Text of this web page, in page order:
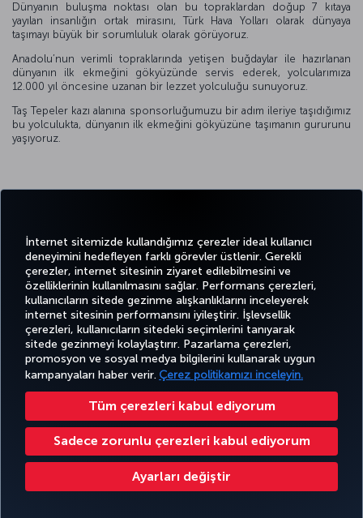
İnternet sitemizde kullandığımız çerezler ideal kullanıcı
deneyimini hedefleyen farklı görevler üstlenir. Gerekli
çerezler, internet sitesinin ziyaret edilebilmesini ve
özelliklerinin kullanılmasını sağlar. Performans çerezleri,
kullanıcıların sitede gezinme alışkanlıklarını inceleyerek
internet sitesinin performansını iyileştirir. İşlevsellik
çerezleri, kullanıcıların sitedeki seçimlerini tanıyarak
sitede gezinmeyi kolaylaştırır. Pazarlama çerezleri,
promosyon ve sosyal medya bilgilerini kullanarak uygun
kampanyaları haber verir. Çerez politikamızı inceleyin.
Tüm çerezleri kabul ediyorum
Sadece zorunlu çerezleri kabul ediyorum
Ayarları değiştir
Dünyanın buluşma noktası olan bu topraklardan doğup 7 kıtaya
yayılan insanlığın ortak mirasını, Türk Hava Yolları olarak dünyaya
taşımayı büyük bir sorumluluk olarak görüyoruz.
Anadolu’nun verimli topraklarında yetişen buğdaylar ile hazırlanan
dünyanın ilk ekmeğini gökyüzünde servis ederek, yolcularımıza
12.000 yıl öncesine uzanan bir lezzet yolculuğu sunuyoruz.
Taş Tepeler kazı alanına sponsorluğumuzu bir adım ileriye taşıdığımız
bu yolculukta, dünyanın ilk ekmeğini gökyüzüne taşımanın gururunu
yaşıyoruz.
TwitterFacebook
Instagram
YoutubeLinkedIn
TiktokBlogPinterest
BİLET
AL VE
YÖNET
DENEYİM
FIRSATLAR
VE UÇUŞ
NOKTALARI
YARDIM
AIRLINES
HOLIDAYS
MILES&SMILES
Bilgi Toplumu Hizmetleri Erişilebilirlik Gizlilik ve Çerez Politikası Yasal Uyarı Yolcu Hakları
Çerez Ayarlarını Değiştir 49 69 86 799 849
Türk Hava Yolları A.O. Her hakkı saklıdır. © 1996 - 2025 Türk Hava Yolları Miles&Smiles Mastercard Gold Kredi Kartı,
Mastercard International lisansı ile Advanzia Bank S.A. tarafından düzenlenmektedir. İlgili kural ve koşullar içinbağlantıyı
ziyaret edebilirsiniz. ¹ Yabancı para ödemeleri için kullanılan Mastercard döviz kuru bir ek ücret içerir. Daha fazla bilgi için
çekimlerde fiyat listesine uygun olarak faiz uygulanır.